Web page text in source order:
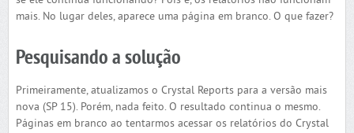
mais. No lugar deles, aparece uma página em branco. O que fazer?
Pesquisando a solução
Primeiramente, atualizamos o Crystal Reports para a versão mais
nova (SP 15). Porém, nada feito. O resultado continua o mesmo.
Páginas em branco ao tentarmos acessar os relatórios do Crystal